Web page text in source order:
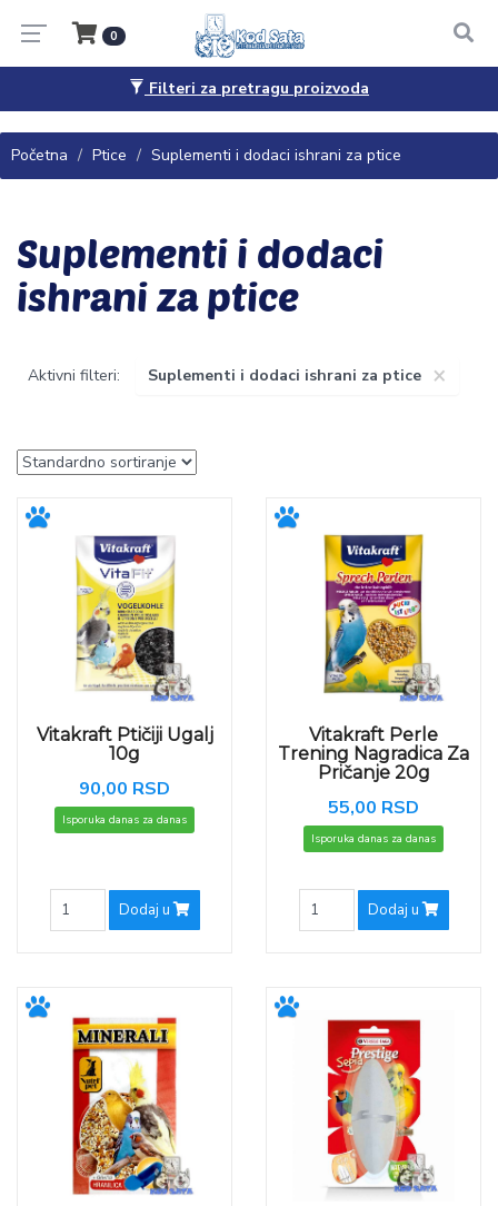
0
Pitanja, saveti i porudžbine 065/4444-040
Početna Ptice Suplementi i dodaci ishrani za ptice
Filteri za pretragu proizvoda
Suplementi i dodaci
ishrani za ptice
Aktivni filteri: ×
Suplementi i dodaci ishrani za ptice
Vitakraft Ptičiji Ugalj
10g
90,00 RSD
Isporuka danas za danas
Dodaj u
Vitakraft Perle
Trening Nagradica Za
Pričanje 20g
55,00 RSD
Isporuka danas za danas
Dodaj u